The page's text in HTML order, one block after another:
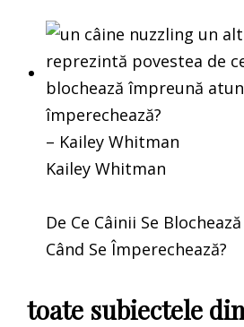
– Kailey Whitman
Kailey Whitman
De Ce Câinii Se
Când Se Împerechează?
toate subiectele